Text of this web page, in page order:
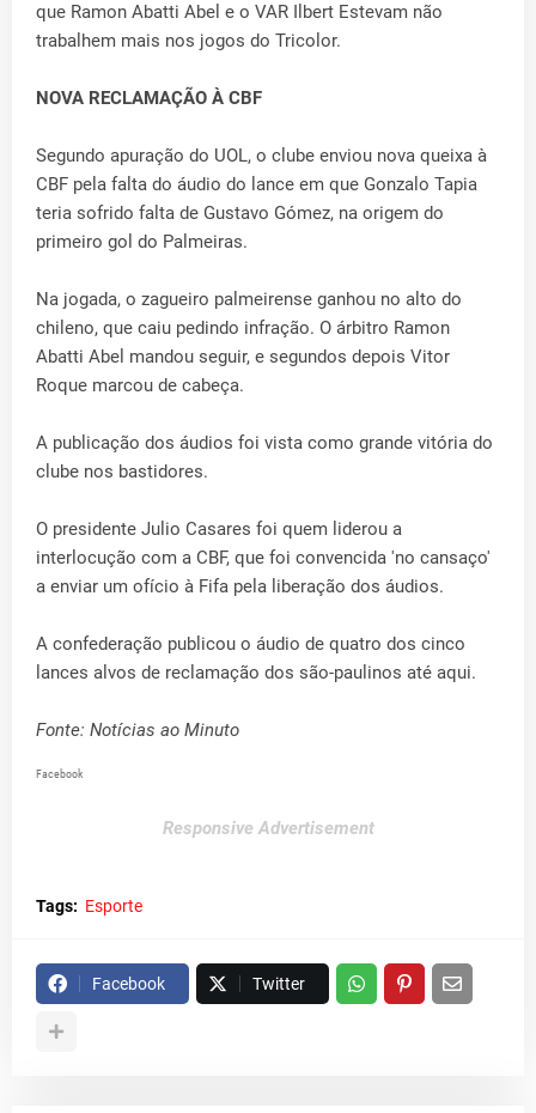
que Ramon Abatti Abel e o VAR Ilbert Estevam não
trabalhem mais nos jogos do Tricolor.
NOVA RECLAMAÇÃO À CBF
Segundo apuração do UOL, o clube enviou nova queixa à
CBF pela falta do áudio do lance em que Gonzalo Tapia
teria sofrido falta de Gustavo Gómez, na origem do
primeiro gol do Palmeiras.
Na jogada, o zagueiro palmeirense ganhou no alto do
chileno, que caiu pedindo infração. O árbitro Ramon
Abatti Abel mandou seguir, e segundos depois Vitor
Roque marcou de cabeça.
A publicação dos áudios foi vista como grande vitória do
clube nos bastidores.
O presidente Julio Casares foi quem liderou a
interlocução com a CBF, que foi convencida 'no cansaço'
a enviar um ofício à Fifa pela liberação dos áudios.
A confederação publicou o áudio de quatro dos cinco
lances alvos de reclamação dos são-paulinos até aqui.
Fonte: Notícias ao Minuto
Facebook
Responsive Advertisement
Tags: Esporte
Facebook Twitter